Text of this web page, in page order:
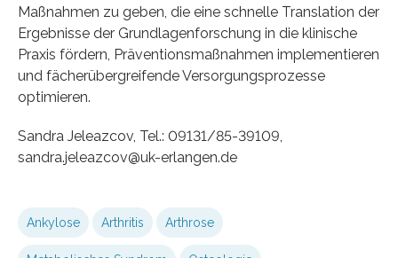
Maßnahmen zu geben, die eine schnelle Translation der
Ergebnisse der Grundlagenforschung in die klinische
Praxis fördern, Präventionsmaßnahmen implementieren
und fächerübergreifende Versorgungsprozesse
optimieren.
Sandra Jeleazcov, Tel.: 09131/85-39109,
sandra.jeleazcov@uk-erlangen.de
Ankylose Arthritis Arthrose